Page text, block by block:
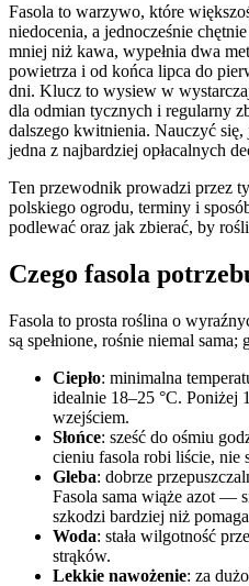
Fasola to warzywo, które
niedocenia, a jednocześnie
mniej niż kawa, wypełnia dwa
powietrza i od końca lipca do
dni. Klucz to wysiew w
dla odmian tycznych i regularny
dalszego kwitnienia. Nauczyć
jedna z najbardziej opłacalnych
Ten przewodnik prowadzi przez
polskiego ogrodu, terminy i
podlewać oraz jak zbierać, by
Czego fasola
Fasola to prosta roślina o
są spełnione, rośnie niemal
Ciepło: minimalna
idealnie 18–25 °C. Poniżej
wzejściem.
Słońce: sześć do ośmiu
cieniu fasola robi liście, nie
Gleba: dobrze
Fasola sama wiąże azot —
szkodzi bardziej niż
Woda: stała wilgotność
strąków.
Lekkie nawożenie: za